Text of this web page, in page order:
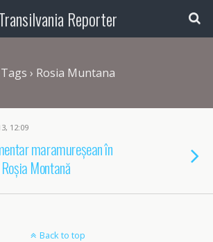
Reporter
Tags › Rosia Muntana
12:09
maramureșean în
Montană
Back to top